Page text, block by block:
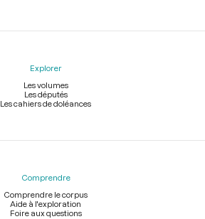
Explorer
Les volumes
Les députés
Les cahiers de doléances
Comprendre
Comprendre le corpus
Aide à l'exploration
Foire aux questions